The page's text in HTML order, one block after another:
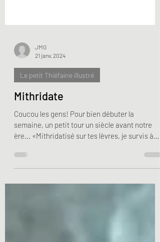
JMG
21 janv. 2024
Le petit Thiéfaine illustré
Mithridate
ère... «Mithridatisé sur tes lèvres, je survis à
tes...